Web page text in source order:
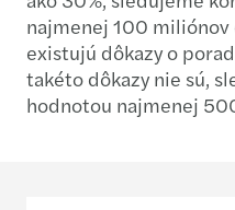
najmenej 100 miliónov
existujú dôkazy o
takéto dôkazy nie sú,
hodnotou najmenej